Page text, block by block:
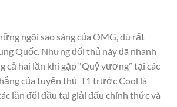
ngôi sao sáng của OMG, dù rất
Quốc. Nhưng đối thủ này đã nhanh
cả hai lần khi gặp “Quỷ vương” tại các
của tuyển thủ T1 trước Cool là
lần đối đầu tại giải đấu chính thức và